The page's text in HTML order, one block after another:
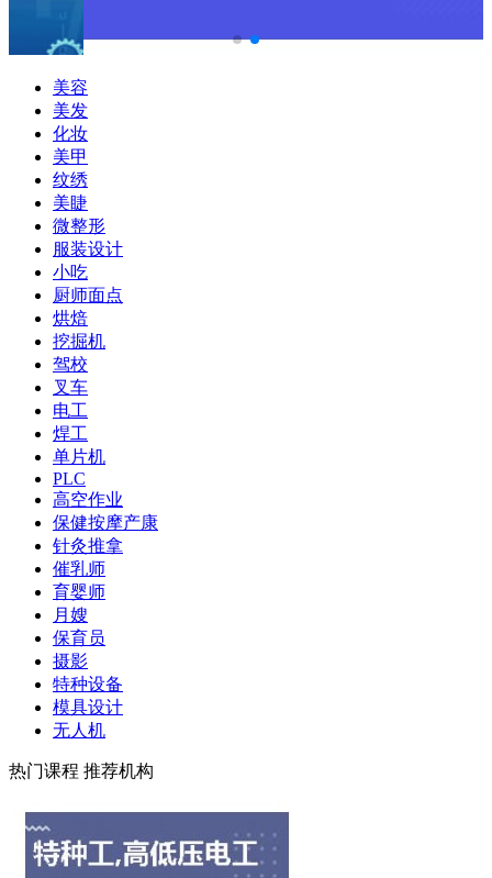
美容
美发
化妆
美甲
纹绣
美睫
微整形
服装设计
小吃
厨师面点
烘焙
挖掘机
驾校
叉车
电工
焊工
单片机
PLC
高空作业
保健按摩产康
针灸推拿
催乳师
育婴师
月嫂
保育员
摄影
特种设备
模具设计
无人机
热门课程 推荐机构